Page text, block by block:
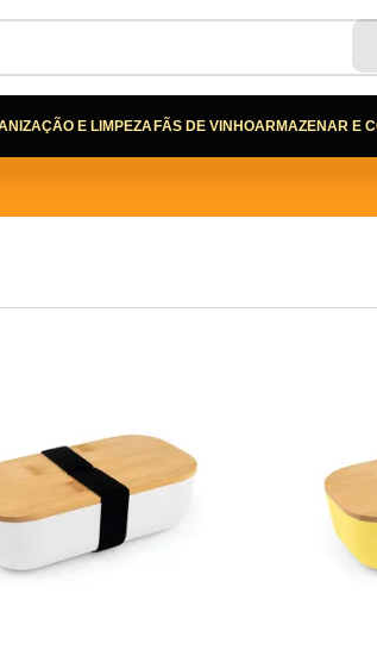
E LIMPEZA FÃS DE VINHOARMAZENAR E